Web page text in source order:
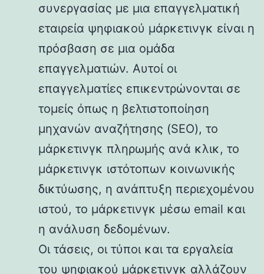
συνεργασίας με μια επαγγελματική
εταιρεία ψηφιακού μάρκετινγκ είναι η
πρόσβαση σε μια ομάδα
επαγγελματιών. Αυτοί οι
επαγγελματίες επικεντρώνονται σε
τομείς όπως η βελτιστοποίηση
μηχανών αναζήτησης (SEO), το
μάρκετινγκ πληρωμής ανά κλικ, το
μάρκετινγκ ιστότοπων κοινωνικής
δικτύωσης, η ανάπτυξη περιεχομένου
ιστού, το μάρκετινγκ μέσω email και
η ανάλυση δεδομένων.
Οι τάσεις, οι τύποι και τα εργαλεία
του ψηφιακού μάρκετινγκ αλλάζουν